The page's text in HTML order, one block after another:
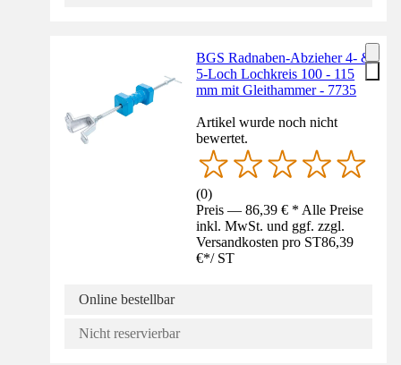
BGS Radnaben-Abzieher 4- &
5-Loch Lochkreis 100 - 115
mm mit Gleithammer - 7735
Artikel wurde noch nicht
bewertet.
(0)
Preis — 86,39 € * Alle Preise
inkl. MwSt. und ggf. zzgl.
Versandkosten pro ST86,39
€*/ ST
Online bestellbar
Nicht reservierbar